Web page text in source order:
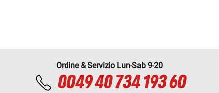
Ordine & Servizio Lun-Sab 9-20
0049 40 734 193 60